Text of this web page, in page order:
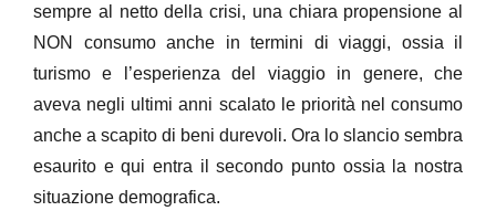
sempre al netto della crisi, una chiara propensione al
NON consumo anche in termini di viaggi, ossia il
turismo e l’esperienza del viaggio in genere, che
aveva negli ultimi anni scalato le priorità nel consumo
anche a scapito di beni durevoli. Ora lo slancio sembra
esaurito e qui entra il secondo punto ossia la nostra
situazione demografica.